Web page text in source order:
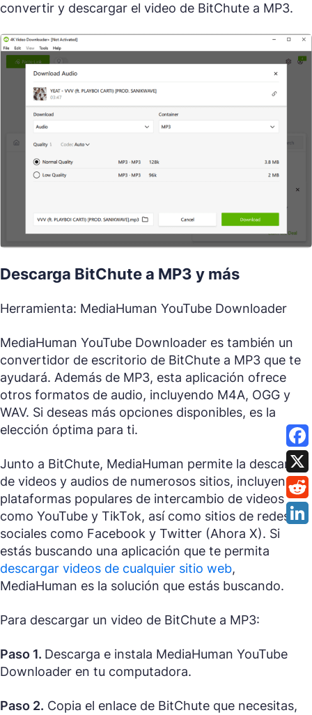
convertir y descargar el video de BitChute a MP3.
Descarga BitChute a MP3 y más
Herramienta: MediaHuman YouTube Downloader
MediaHuman YouTube Downloader es también un
convertidor de escritorio de BitChute a MP3 que te
ayudará. Además de MP3, esta aplicación ofrece
otros formatos de audio, incluyendo M4A, OGG y
WAV. Si deseas más opciones disponibles, es la
elección óptima para ti.
Junto a BitChute, MediaHuman permite la descarga
de videos y audios de numerosos sitios, incluyendo
plataformas populares de intercambio de videos
como YouTube y TikTok, así como sitios de redes
sociales como Facebook y Twitter (Ahora X). Si
estás buscando una aplicación que te permita
descargar videos de cualquier sitio web,
MediaHuman es la solución que estás buscando.
Para descargar un video de BitChute a MP3:
Paso 1. Descarga e instala MediaHuman YouTube
Downloader en tu computadora.
Paso 2. Copia el enlace de BitChute que necesitas,